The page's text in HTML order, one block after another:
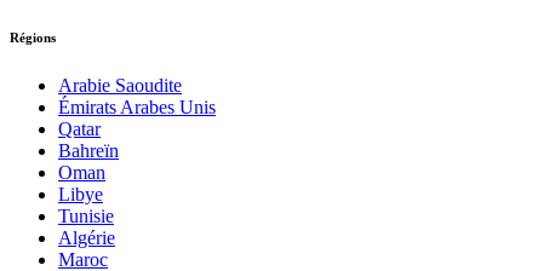
Régions
Arabie Saoudite
Émirats Arabes Unis
Qatar
Bahreïn
Oman
Libye
Tunisie
Algérie
Maroc